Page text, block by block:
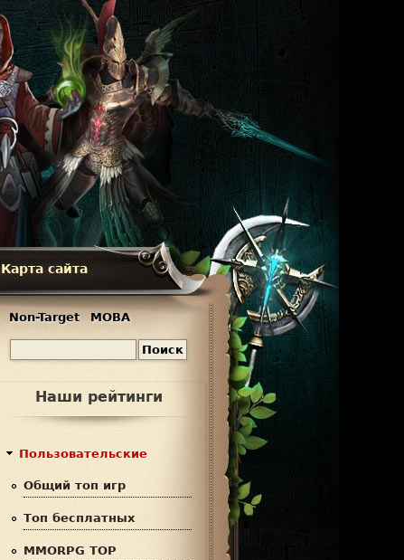
Карта сайта
Non-Target MOBA
Наши рейтинги
Пользовательские
Общий топ игр
Топ бесплатных
MMORPG TOP